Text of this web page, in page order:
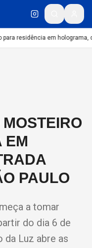
residência em holograma,
EM
PAULO
a tomar
do dia 6 de
Luz abre as